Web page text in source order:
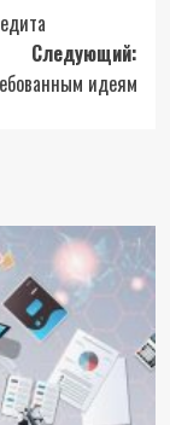
Следующий:
идеям